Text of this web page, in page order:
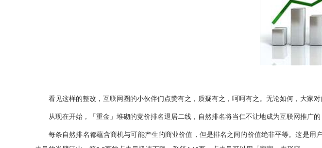
看见这样的整改，互联网圈的小伙伴们点赞有之，质疑有之，呵呵有之。无论如何，大家
从现在开始，「重金」堆砌的竞价排名退居二线，自然排名将当仁不让地成为互联网推广的
每条自然排名都蕴含商机与可能产生的商业价值，但是排名之间的价值绝非平等。这是